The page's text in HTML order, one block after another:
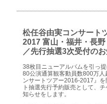
松任谷由実コンサート
2017 富山・福井・長
／先行抽選3次受付の
38枚目ニューアルバムを引っ
80公演通算観客動員数800万
ンサートツアー2016-2017』
ト抽選先行予約販売として、
知らせをします。